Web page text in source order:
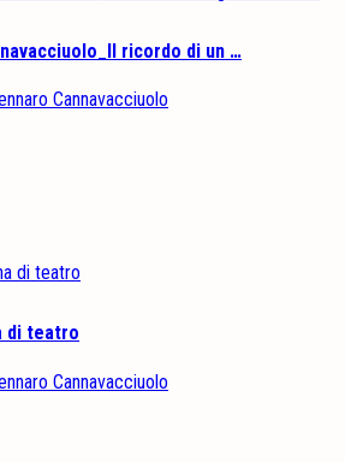
ricordo di un …
Cannavacciuolo
di teatro
Cannavacciuolo